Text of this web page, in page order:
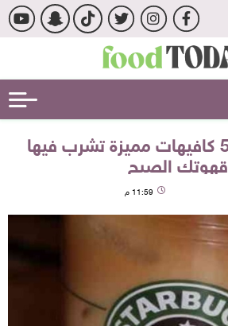
"غير مودك".. 5 كافيهات مميزة تشرب فيها
قهوتك الصبح
11:59 م